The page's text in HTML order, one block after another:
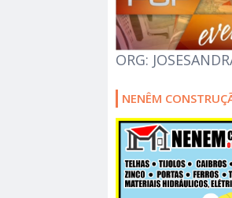
ORG:
NENÊM